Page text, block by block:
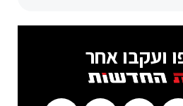
ועקבו אחר